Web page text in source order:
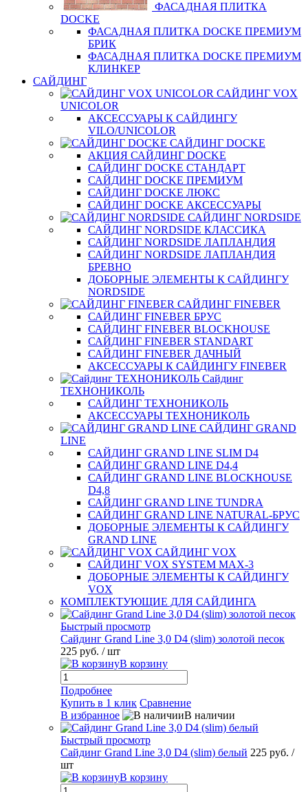
ФАСАДНАЯ ПЛИТКА
DOCKE
ФАСАДНАЯ ПЛИТКА DOCKE ПРЕМИУМ
БРИК
ФАСАДНАЯ ПЛИТКА DOCKE ПРЕМИУМ
КЛИНКЕР
САЙДИНГ
САЙДИНГ VOX
UNICOLOR
АКСЕССУАРЫ К САЙДИНГУ
VILO/UNICOLOR
САЙДИНГ DOCKE
АКЦИЯ САЙДИНГ DOCKE
САЙДИНГ DOCKE СТАНДАРТ
САЙДИНГ DOCKE ПРЕМИУМ
САЙДИНГ DOCKE ЛЮКС
САЙДИНГ DOCKE АКСЕССУАРЫ
САЙДИНГ NORDSIDE
САЙДИНГ NORDSIDE КЛАССИКА
САЙДИНГ NORDSIDE ЛАПЛАНДИЯ
САЙДИНГ NORDSIDE ЛАПЛАНДИЯ
БРЕВНО
ДОБОРНЫЕ ЭЛЕМЕНТЫ К САЙДИНГУ
NORDSIDE
САЙДИНГ FINEBER
САЙДИНГ FINEBER БРУС
САЙДИНГ FINEBER BLOCKHOUSE
САЙДИНГ FINEBER STANDART
САЙДИНГ FINEBER ДАЧНЫЙ
АКСЕССУАРЫ К САЙДИНГУ FINEBER
Сайдинг
ТЕХНОНИКОЛЬ
САЙДИНГ ТЕХНОНИКОЛЬ
АКСЕССУАРЫ ТЕХНОНИКОЛЬ
САЙДИНГ GRAND
LINE
САЙДИНГ GRAND LINE SLIM D4
САЙДИНГ GRAND LINE D4,4
САЙДИНГ GRAND LINE BLOCKHOUSE
D4,8
САЙДИНГ GRAND LINE TUNDRA
САЙДИНГ GRAND LINE NATURAL-БРУС
ДОБОРНЫЕ ЭЛЕМЕНТЫ К САЙДИНГУ
GRAND LINE
САЙДИНГ VOX
САЙДИНГ VOX SYSTEM MAX-3
ДОБОРНЫЕ ЭЛЕМЕНТЫ К САЙДИНГУ
VOX
КОМПЛЕКТУЮЩИЕ ДЛЯ САЙДИНГА
Быстрый просмотр
Сайдинг Grand Line 3,0 D4 (slim) золотой песок
225 руб. / шт
В корзину
Подробнее
Купить в 1 клик Сравнение
В избранное
В наличии
Быстрый просмотр
Сайдинг Grand Line 3,0 D4 (slim) белый 225 руб. /
шт
В корзину